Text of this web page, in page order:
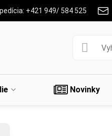
+421 949/ 584 525
Novinky